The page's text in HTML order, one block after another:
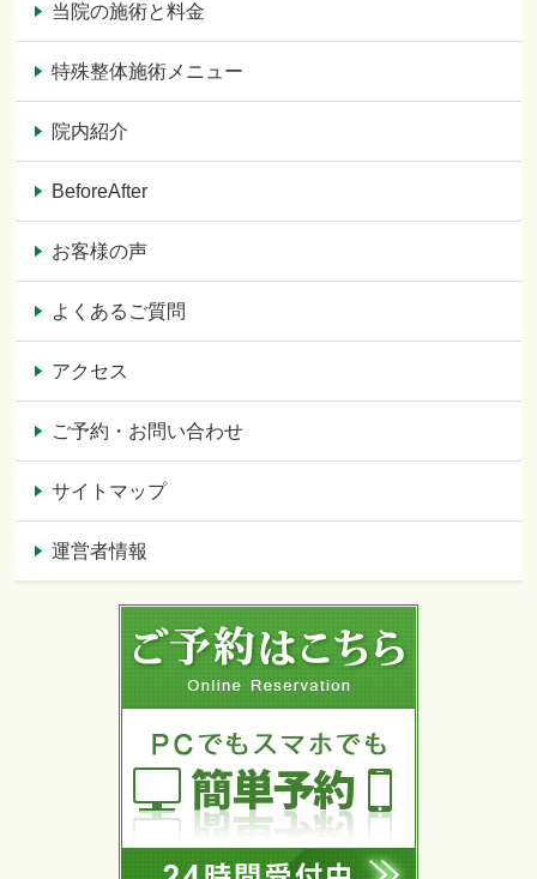
当院の施術と料金
特殊整体施術メニュー
院内紹介
BeforeAfter
お客様の声
よくあるご質問
アクセス
ご予約・お問い合わせ
サイトマップ
運営者情報